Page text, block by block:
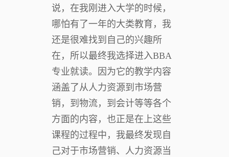
说，在我刚进入大学的时候，
哪怕有了一年的大类教育，我
还是很难找到自己的兴趣所
在，所以最终我选择进入BBA
专业就读。因为它的教学内容
涵盖了从人力资源到市场营
销，到物流，到会计等等各个
方面的内容，也正是在上这些
课程的过程中，我最终发现自
己对于市场营销、人力资源当